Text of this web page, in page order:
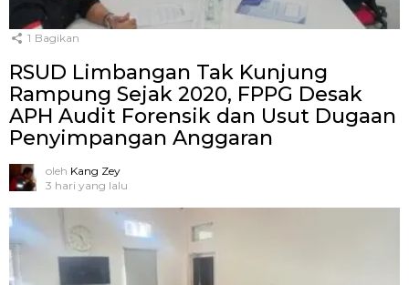
1 Bagikan
RSUD Limbangan Tak Kunjung
Rampung Sejak 2020, FPPG Desak
APH Audit Forensik dan Usut Dugaan
Penyimpangan Anggaran
oleh Kang Zey
3 hari yang lalu